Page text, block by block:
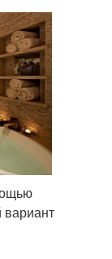
вариант